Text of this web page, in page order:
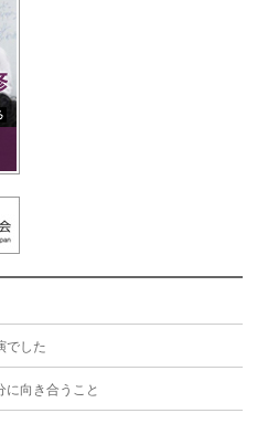
でした
に向き合うこと